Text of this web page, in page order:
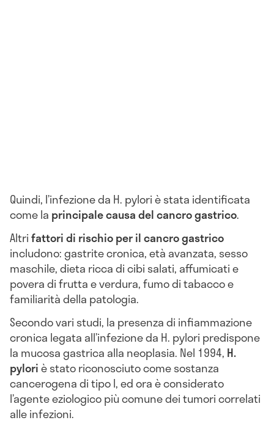
Quindi, l’infezione da H. pylori è stata identificata
come la principale causa del cancro gastrico.
Altrifattori di rischio per il cancro gastrico
includono: gastrite cronica, età avanzata, sesso
maschile, dieta ricca di cibi salati, affumicati e
povera di frutta e verdura, fumo di tabacco e
familiarità della patologia.
Secondo vari studi, la presenza di infiammazione
cronica legata all’infezione da H. pylori predispone
la mucosa gastrica alla neoplasia. Nel 1994, H.
pyloriè stato riconosciuto come sostanza
cancerogena di tipo I, ed ora è considerato
l’agente eziologico più comune dei tumori correlati
alle infezioni.